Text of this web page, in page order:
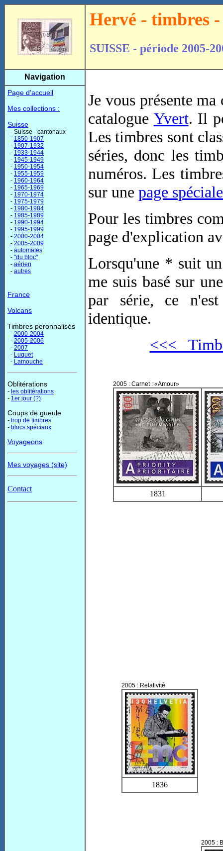
Hervé - timbres
SUISSE - période 2005-
Navigation
Je vous présente
catalogue Yvert. Il
Les timbres sont
séries, donc les
numéros. Les
sur une page spéciale
Pour les timbres
page d'explication
Lorsqu'une * suit
me suis basé sur
par série, ce
identique.
<<<
2005 : Carnet : «Amour»
1831
2005 : Relativité
1836
2005 :
Page d'accueil
Mes collections :
Suisse
- Suisse - cantonaux
- 1850-1907
- 1907-1932
- 1933-1944
- 1945-1949
- 1950-1954
- 1955-1959
- 1960-1964
- 1965-1969
- 1970-1974
- 1975-1979
- 1980-1984
- 1985-1989
- 1990-1994
- 1995-1999
- 2000-2004
- 2005-2009
- automates
- "du bloc"
- aérien
- autres
France
Volcans
Timbres peronnalisés
- 2000-2004
- 2005-2006
- 2007
- Luquet
- Lamouche
Oblitérations
- les oblitérations
- 1er jour (?)
Coups de gueule
- trop de timbres
- blocs spéciaux
Voyageons
Mes voyages (site)
Contact